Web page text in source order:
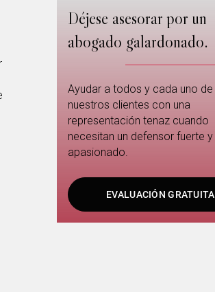
Déjese asesorar por un
abogado galardonado.
Ayudar a todos y cada uno de
nuestros clientes con una
representación tenaz cuando
necesitan un defensor fuerte y
apasionado.
EVALUACIÓN GRATUITA